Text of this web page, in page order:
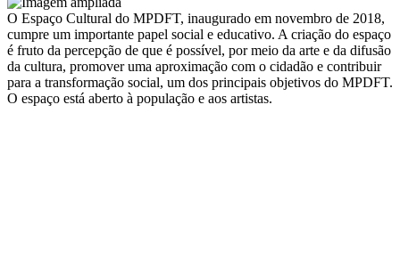
O Espaço Cultural do MPDFT, inaugurado em novembro de 2018,
cumpre um importante papel social e educativo. A criação do espaço
é fruto da percepção de que é possível, por meio da arte e da difusão
da cultura, promover uma aproximação com o cidadão e contribuir
para a transformação social, um dos principais objetivos do MPDFT.
O espaço está aberto à população e aos artistas.